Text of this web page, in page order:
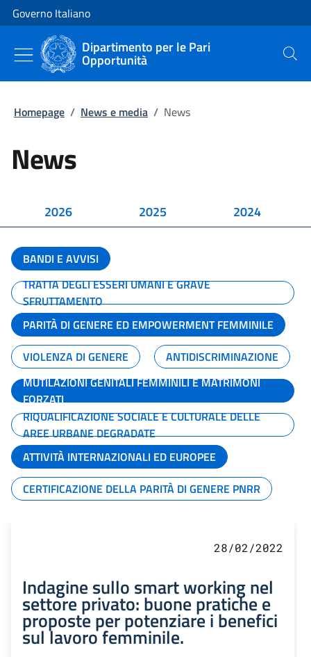
Vai al contenuto
Vai alla navigazione del sito
Governo Italiano
Dipartimento per le Pari
Opportunità Cerca
Homepage / News e media / News
News
2026 2025 2024
BANDI E AVVISI
TRATTA DEGLI ESSERI UMANI E GRAVE
SFRUTTAMENTO
PARITÀ DI GENERE ED EMPOWERMENT FEMMINILE
VIOLENZA DI GENERE
ANTIDISCRIMINAZIONE
MUTILAZIONI GENITALI FEMMINILI E MATRIMONI
FORZATI
RIQUALIFICAZIONE SOCIALE E CULTURALE DELLE
AREE URBANE DEGRADATE
ATTIVITÀ INTERNAZIONALI ED EUROPEE
CERTIFICAZIONE DELLA PARITÀ DI GENERE PNRR
28/02/2022
Indagine sullo smart working nel
settore privato: buone pratiche e
proposte per potenziare i benefici
sul lavoro femminile.